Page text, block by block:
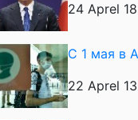
24 Aprel
С 1 мая в
22 Aprel